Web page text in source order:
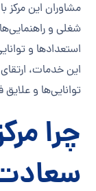
مشاوران این مرکز
شغلی و
استعدادها و
این خدمات،
توانایی‌ها و
چرا